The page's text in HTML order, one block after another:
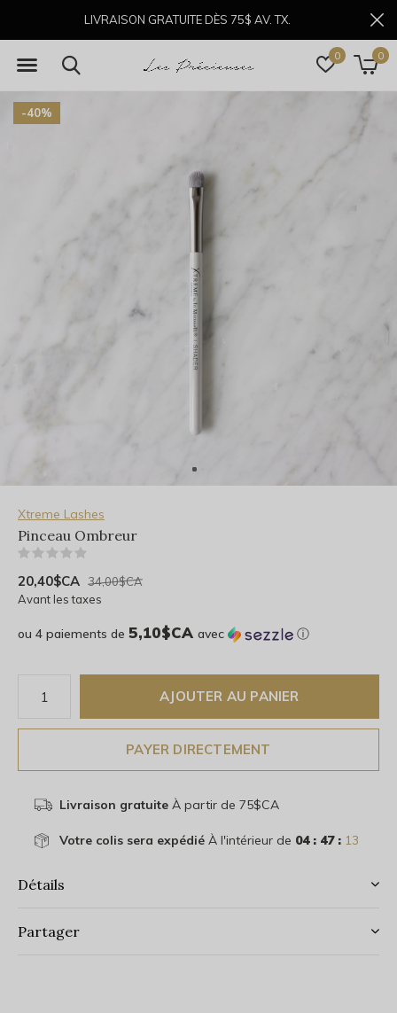
0 0
LIVRAISON GRATUITE DÈS 75$ AV. TX.
-40%
Xtreme Lashes
Pinceau Ombreur
20,40$CA 34,00$CA
Avant les taxes
ou 4 paiements de 5,10$CA avec ⓘ
AJOUTER AU PANIER
PAYER DIRECTEMENT
Livraison gratuiteÀ partir de 75$CA
Votre colis sera expédiéÀ l'intérieur de 04 : 47 : 12
Détails
Partager